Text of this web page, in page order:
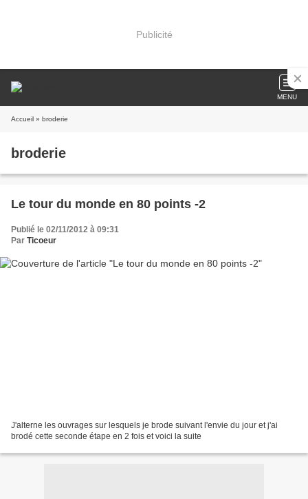
Publicité
MENU
Accueil » broderie
broderie
Le tour du monde en 80 points -2
Publié le 02/11/2012 à 09:31
Par Ticoeur
J'alterne les ouvrages sur lesquels je brode suivant l'envie du jour et j'ai
brodé cette seconde étape en 2 fois et voici la suite